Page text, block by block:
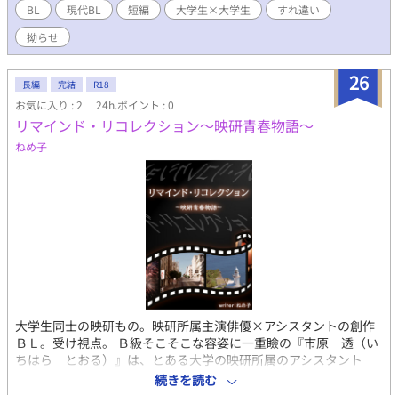
BL 現代BL 短編 大学生×大学生
すれ違い
拗らせ
26
長編 完結 R18
お気に入り : 2 24h.ポイント : 0
リマインド・リコレクション～映研青春物語～
ねめ子
大学生同士の映研もの。映研所属主演俳優×アシスタントの創作
ＢＬ。受け視点。 Ｂ級そこそこな容姿に一重瞼の『市原 透（い
ちはら とおる）』は、とある大学の映研所属のアシスタント
兼、編集担当。 そんな透は日々、才女でお嬢様な部長の『しも
続きを読む